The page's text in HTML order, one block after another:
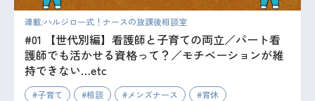
連載:ハルジロー式！ナースの放課後相談室
#01 【世代別編】看護師と子育ての両立／パート看
護師でも活かせる資格って？／モチベーションが維
持できない…etc
子育て 相談 メンズナース
育休